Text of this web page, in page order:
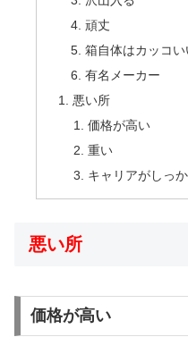
頑丈
箱自体はカッコい
有名メーカー
悪い所
価格が高い
重い
キャリアがしっ
悪い所
価格が高い